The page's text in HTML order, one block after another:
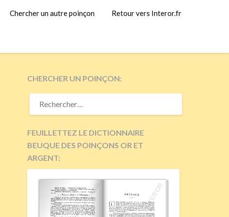
Chercher un autre poinçon Retour vers Interor.fr
CHERCHER UN POINÇON:
RECHERCHER :
FEUILLETTEZ LE DICTIONNAIRE
BEUQUE DES POINÇONS OR ET
ARGENT: